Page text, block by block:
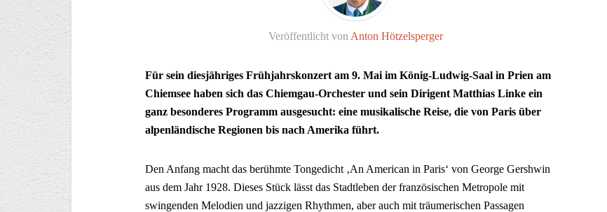
Veröffentlicht von Anton Hötzelsperger
Für sein diesjähriges Frühjahrskonzert am 9. Mai im König-Ludwig-Saal in Prien am
Chiemsee haben sich das Chiemgau-Orchester und sein Dirigent Matthias Linke ein
ganz besonderes Programm ausgesucht: eine musikalische Reise, die von Paris über
alpenländische Regionen bis nach Amerika führt.
Den Anfang macht das berühmte Tongedicht ‚An American in Paris‘ von George Gershwin
aus dem Jahr 1928. Dieses Stück lässt das Stadtleben der französischen Metropole mit
swingenden Melodien und jazzigen Rhythmen, aber auch mit träumerischen Passagen